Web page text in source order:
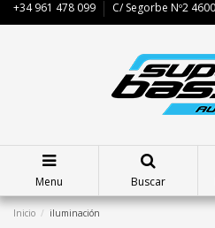
+34 961 478 099 C/ Segorbe Nº2
Menu Buscar
Inicio iluminación